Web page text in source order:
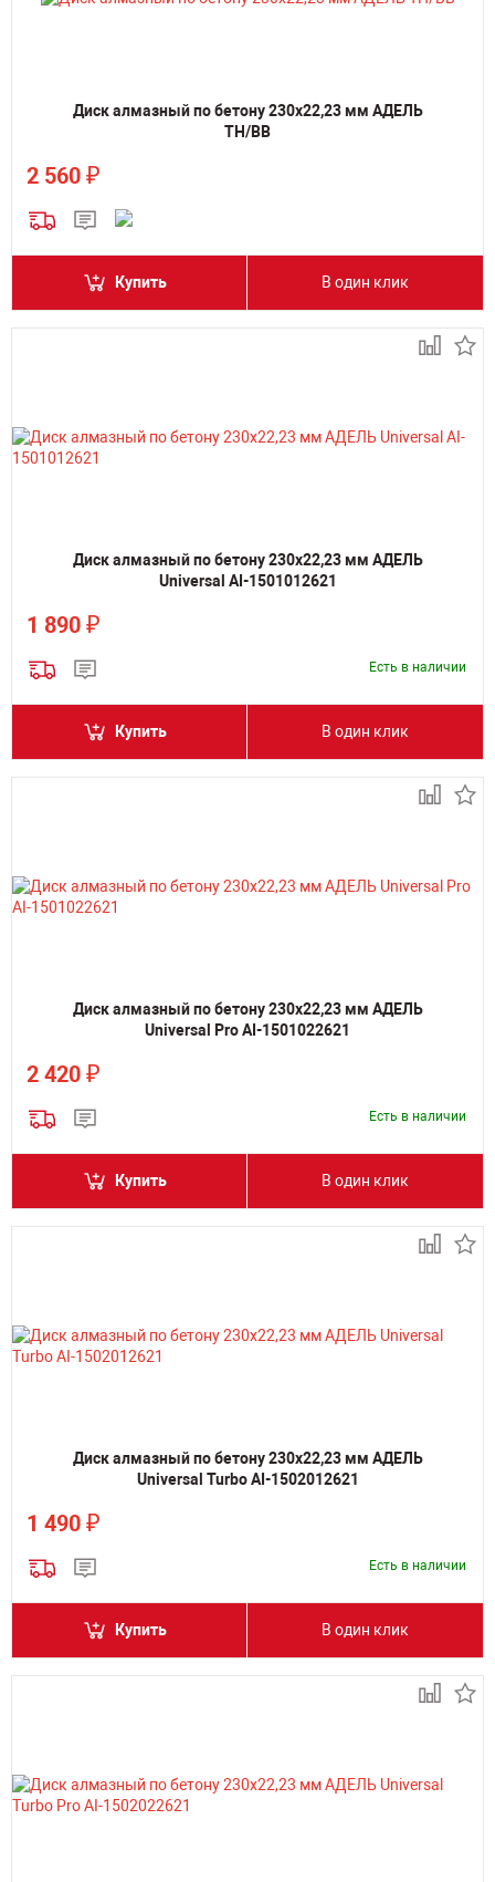
Диск алмазный по бетону 230х22,23 мм АДЕЛЬ
TH/BB
2 560 ₽
Купить В один клик
Диск алмазный по бетону 230х22,23 мм АДЕЛЬ
Universal AI-1501012621
1 890 ₽
Есть в наличии
Купить В один клик
Диск алмазный по бетону 230х22,23 мм АДЕЛЬ
Universal Pro AI-1501022621
2 420 ₽
Есть в наличии
Купить В один клик
Диск алмазный по бетону 230х22,23 мм АДЕЛЬ
Universal Turbo AI-1502012621
1 490 ₽
Есть в наличии
Купить В один клик